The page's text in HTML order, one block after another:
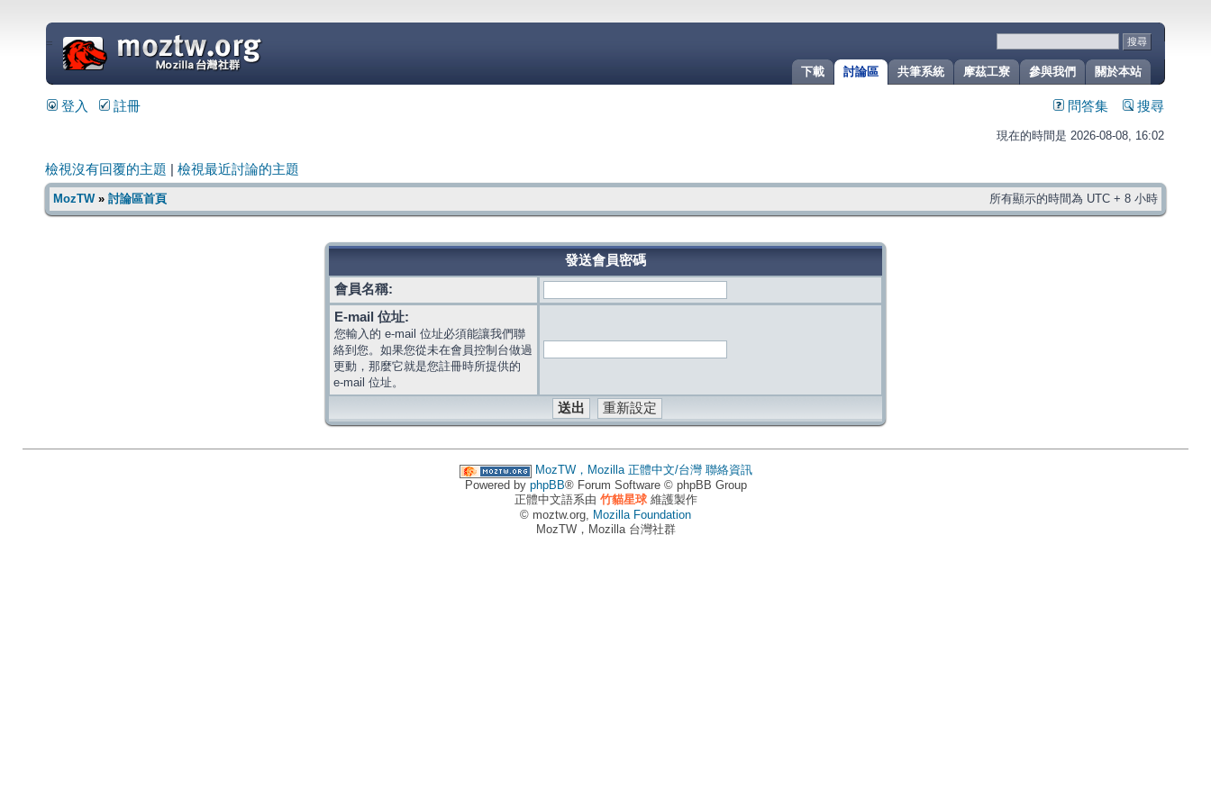
關於本站
參與我們
摩茲工寮
共筆系統
討論區
下載
=
登入 註冊 問答集 搜尋
現在的時間是 2026-08-08, 16:02
檢視沒有回覆的主題 檢視最近討論的主題
MozTW» 討論區首頁 所有顯示的時間為 UTC + 8 小時
發送會員密碼
會員名稱:
E-mail 位址:
您輸入的 e-mail 位址必須能讓我們聯
絡到您。如果您從未在會員控制台做過
更動，那麼它就是您註冊時所提供的
e-mail 位址。
MozTW，Mozilla 正體中文/台灣 聯絡資訊
Powered by phpBB® Forum Software © phpBB Group
正體中文語系由 竹貓星球維護製作
© moztw.org, Mozilla Foundation
MozTW，Mozilla 台灣社群